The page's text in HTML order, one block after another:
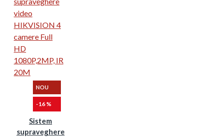
NOU
-16 %
Sistem
supraveghere